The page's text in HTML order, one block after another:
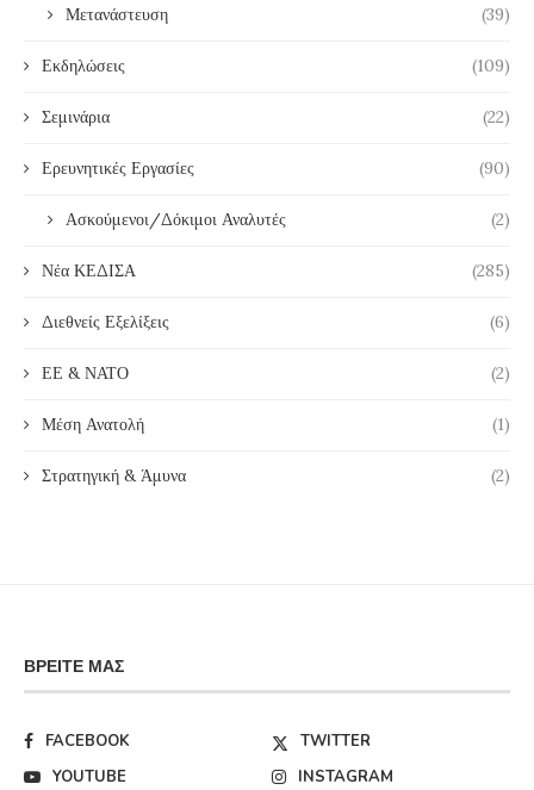
Μετανάστευση (39)
Εκδηλώσεις (109)
Σεμινάρια (22)
Ερευνητικές Εργασίες (90)
Ασκούμενοι/Δόκιμοι Αναλυτές (2)
Νέα ΚΕΔΙΣΑ (285)
Διεθνείς Εξελίξεις (6)
ΕΕ & ΝΑΤΟ (2)
Μέση Ανατολή (1)
Στρατηγική & Άμυνα (2)
ΒΡΕΊΤΕ ΜΑΣ
FACEBOOK
TWITTER
YOUTUBE
INSTAGRAM